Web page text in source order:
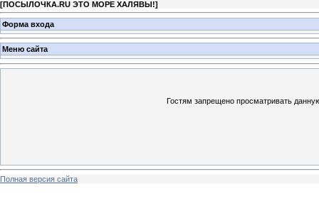
[ПОСЫЛОЧКА.RU ЭТО МОРЕ ХАЛЯВЫ!]
Форма входа
Меню сайта
Гостям запрещено просматривать
Полная версия сайта